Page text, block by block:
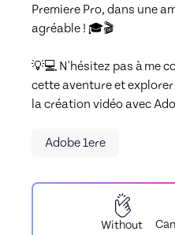
Premiere Pro, dans une
agréable ! 🎓🎬
💡💻 N'hésitez pas à me
cette aventure et
la création vidéo avec
Adobe 1ere
Without